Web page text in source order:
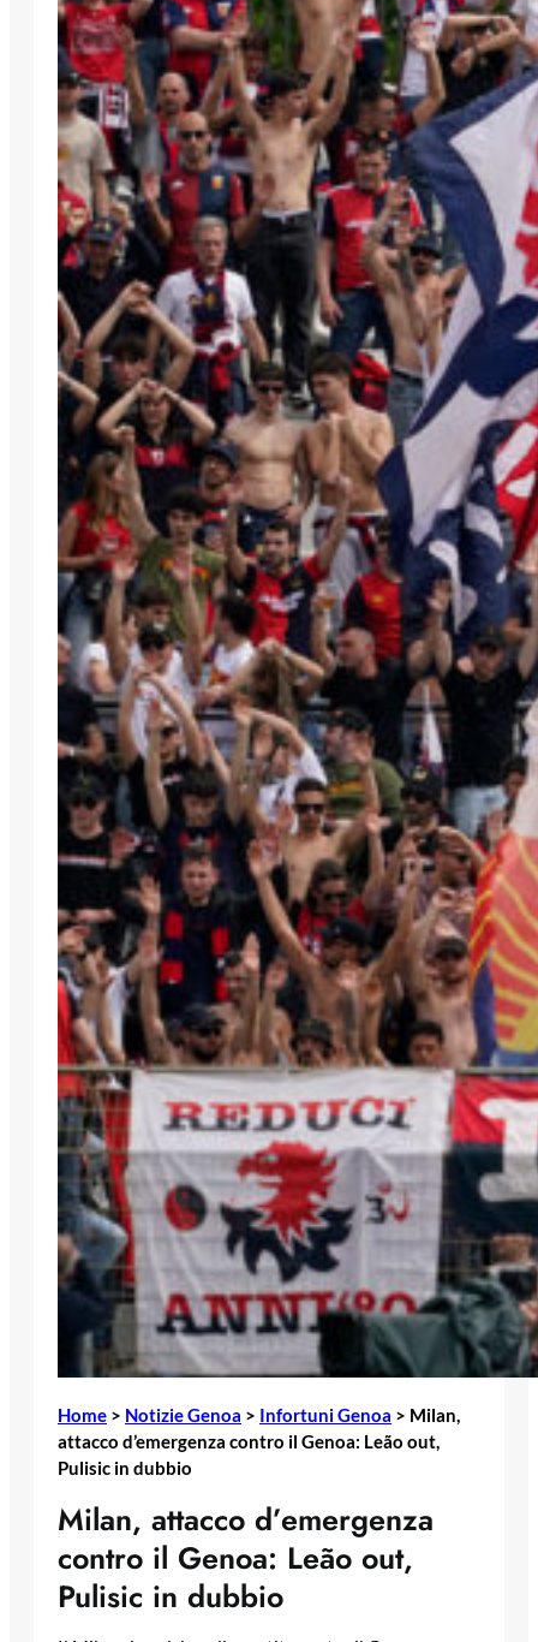
Home > Notizie Genoa > Infortuni Genoa > Milan,
attacco d’emergenza contro il Genoa: Leão out,
Pulisic in dubbio
Milan, attacco d’emergenza
contro il Genoa: Leão out,
Pulisic in dubbio